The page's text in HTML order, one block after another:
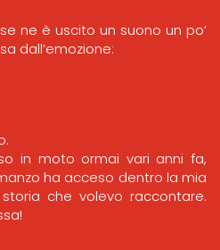
ne è uscito un suono un po’
dall’emozione:
in moto ormai vari anni fa,
ha acceso dentro la mia
che volevo raccontare.